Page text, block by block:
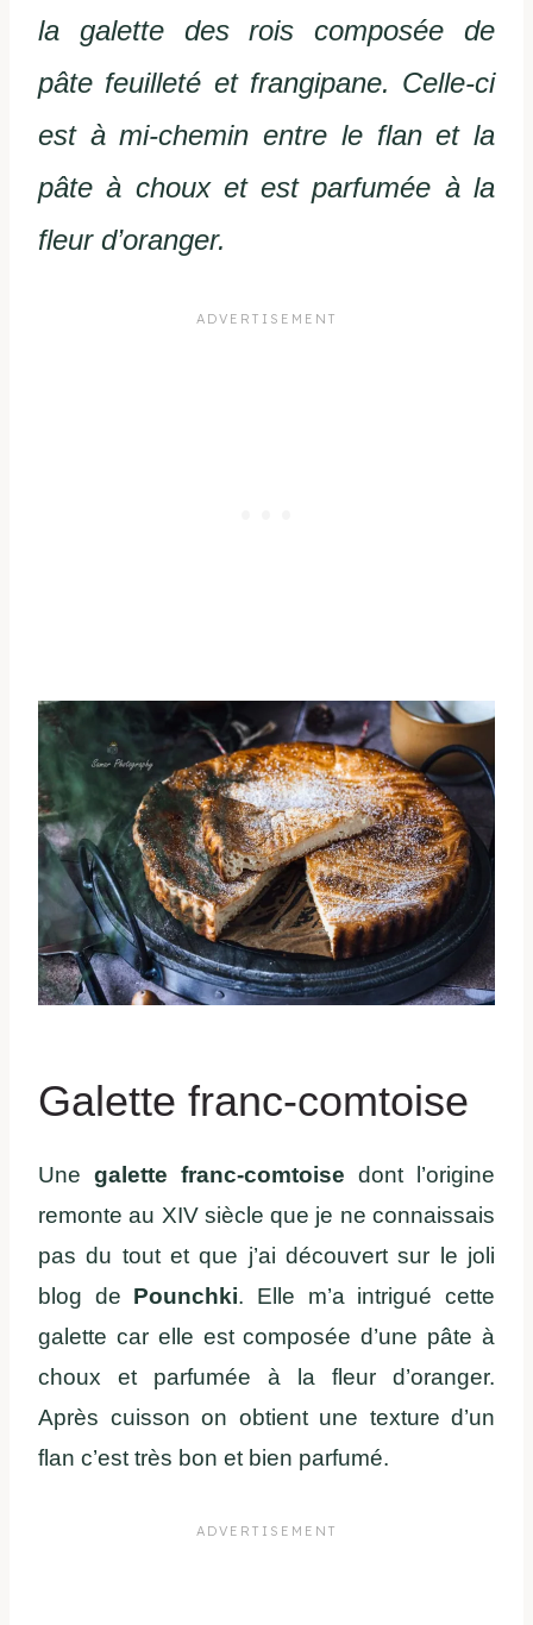
la galette des rois composée de
pâte feuilleté et frangipane. Celle-ci
est à mi-chemin entre le flan et la
pâte à choux et est parfumée à la
fleur d’oranger.
Galette franc-comtoise
Une galette franc-comtoise dont l’origine
remonte au XIV siècle que je ne connaissais
pas du tout et que j’ai découvert sur le joli
blog de Pounchki. Elle m’a intrigué cette
galette car elle est composée d’une pâte à
choux et parfumée à la fleur d’oranger.
Après cuisson on obtient une texture d’un
flan c’est très bon et bien parfumé.